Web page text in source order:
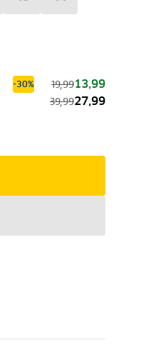
-30% 19,9913,99
39,9927,99